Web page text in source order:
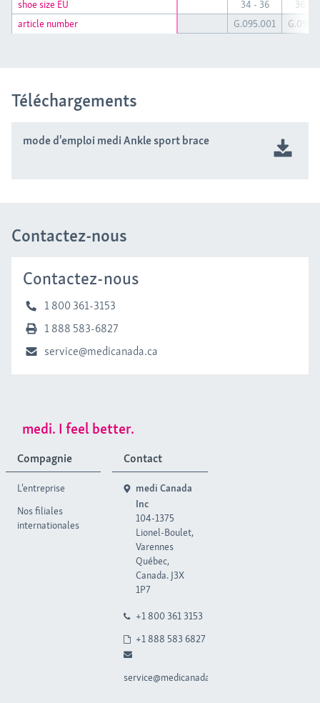
shoe size EU
34 - 36
36 -
article number
G.095.001
shoe size EU
article number
Téléchargements
mode d'emploi medi Ankle sport brace
Contactez-nous
Contactez-nous
1 800 361-3153
1 888 583-6827
service@medicanada.ca
medi. I feel better.
Compagnie
L'entreprise
Nos filiales
internationales
Contact
medi Canada
Inc
104-1375
Lionel-Boulet,
Varennes
Québec,
Canada. J3X
1P7
+1 800 361 3153
+1 888 583 6827
service@medicanada.ca